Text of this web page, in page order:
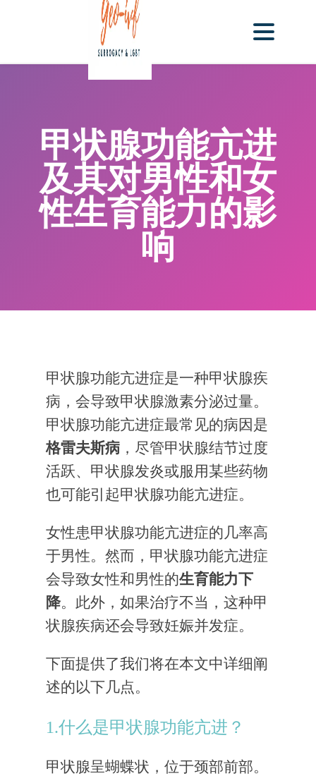
甲状腺功能亢进
及其对男性和女
性生育能力的影
响
甲状腺功能亢进症是一种甲状腺疾
病，会导致甲状腺激素分泌过量。
甲状腺功能亢进症最常见的病因是
格雷夫斯病 ，尽管甲状腺结节过度
活跃、甲状腺发炎或服用某些药物
也可能引起甲状腺功能亢进症。
女性患甲状腺功能亢进症的几率高
于男性。然而，甲状腺功能亢进症
会导致女性和男性的生育能力下
降。此外，如果治疗不当，这种甲
状腺疾病还会导致妊娠并发症。
下面提供了我们将在本文中详细阐
述的以下几点。
1.什么是甲状腺功能亢进？
甲状腺呈蝴蝶状，位于颈部前部。